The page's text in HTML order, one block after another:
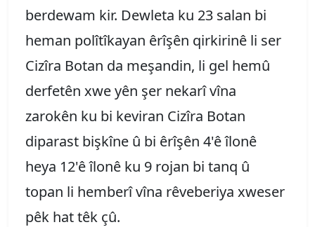
berdewam kir. Dewleta ku 23 salan bi
heman polîtîkayan êrîşên qirkirinê li ser
Cizîra Botan da meşandin, li gel hemû
derfetên xwe yên şer nekarî vîna
zarokên ku bi keviran Cizîra Botan
diparast bişkîne û bi êrîşên 4'ê îlonê
heya 12'ê îlonê ku 9 rojan bi tanq û
topan li hemberî vîna rêveberiya xweser
pêk hat têk çû.